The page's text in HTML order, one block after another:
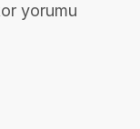
yorumu